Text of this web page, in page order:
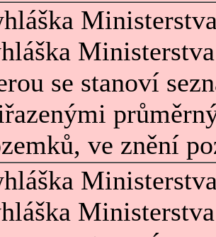
se stanoví
ve znění